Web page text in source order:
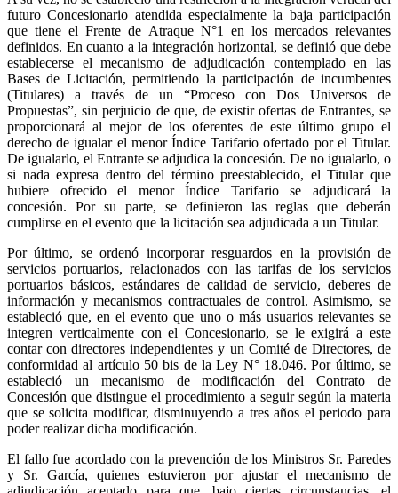
futuro Concesionario atendida especialmente la baja participación
que tiene el Frente de Atraque N°1 en los mercados relevantes
definidos. En cuanto a la integración horizontal, se definió que debe
establecerse el mecanismo de adjudicación contemplado en las
Bases de Licitación, permitiendo la participación de incumbentes
(Titulares) a través de un “Proceso con Dos Universos de
Propuestas”, sin perjuicio de que, de existir ofertas de Entrantes, se
proporcionará al mejor de los oferentes de este último grupo el
derecho de igualar el menor Índice Tarifario ofertado por el Titular.
De igualarlo, el Entrante se adjudica la concesión. De no igualarlo, o
si nada expresa dentro del término preestablecido, el Titular que
hubiere ofrecido el menor Índice Tarifario se adjudicará la
concesión. Por su parte, se definieron las reglas que deberán
cumplirse en el evento que la licitación sea adjudicada a un Titular.
Por último, se ordenó incorporar resguardos en la provisión de
servicios portuarios, relacionados con las tarifas de los servicios
portuarios básicos, estándares de calidad de servicio, deberes de
información y mecanismos contractuales de control. Asimismo, se
estableció que, en el evento que uno o más usuarios relevantes se
integren verticalmente con el Concesionario, se le exigirá a este
contar con directores independientes y un Comité de Directores, de
conformidad al artículo 50 bis de la Ley N° 18.046. Por último, se
estableció un mecanismo de modificación del Contrato de
Concesión que distingue el procedimiento a seguir según la materia
que se solicita modificar, disminuyendo a tres años el periodo para
poder realizar dicha modificación.
El fallo fue acordado con la prevención de los Ministros Sr. Paredes
y Sr. García, quienes estuvieron por ajustar el mecanismo de